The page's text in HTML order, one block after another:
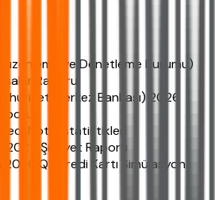
Düzenleme ve Denetleme Kurumu)
Raporu
Merkez Bankası) 2026
Notu İstatistikleri
2025 Şikayet Raporu
Q2 Kredi Kartı Simülasyon